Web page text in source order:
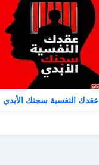
عقدك النفسية سجنك الأبدي